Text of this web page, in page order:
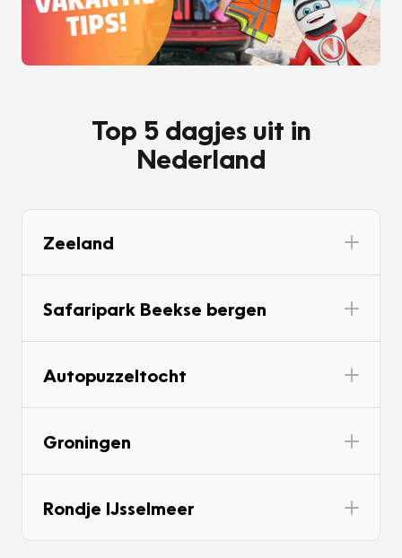
Top 5 dagjes uit in
Nederland
Zeeland
Safaripark Beekse bergen
Autopuzzeltocht
Groningen
Rondje IJsselmeer